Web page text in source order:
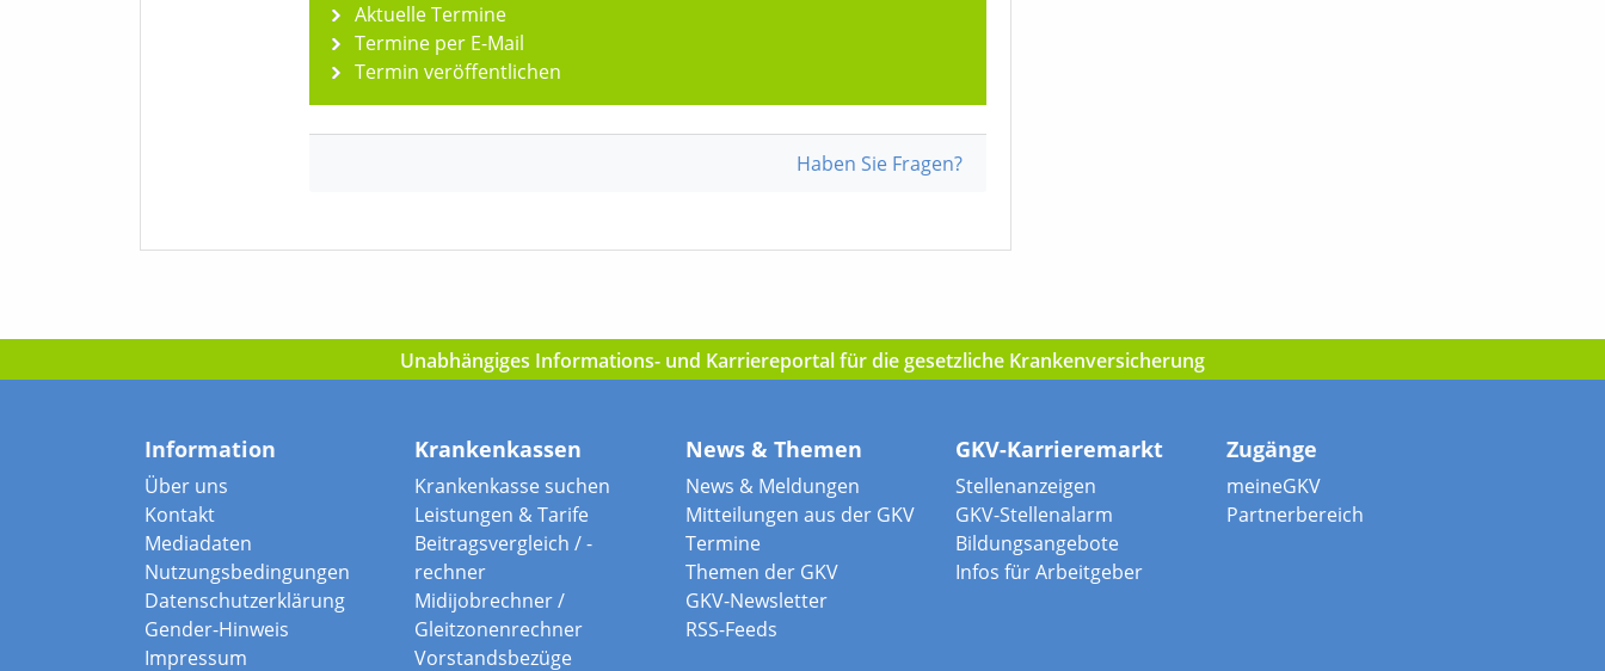
Aktuelle Termine
Termine per E-Mail
Termin veröffentlichen
Haben Sie Fragen?
Unabhängiges Informations- und Karriereportal für die gesetzliche Krankenversicherung
Information
Über uns
Kontakt
Mediadaten
Nutzungsbedingungen
Datenschutzerklärung
Gender-Hinweis
Impressum
Krankenkassen
Krankenkasse suchen
Leistungen & Tarife
Beitragsvergleich / -
rechner
Midijobrechner /
Gleitzonenrechner
Vorstandsbezüge
News & Themen
News & Meldungen
Mitteilungen aus der GKV
Termine
Themen der GKV
GKV-Newsletter
RSS-Feeds
GKV-Karrieremarkt
Stellenanzeigen
GKV-Stellenalarm
Bildungsangebote
Infos für Arbeitgeber
Zugänge
meineGKV
Partnerbereich